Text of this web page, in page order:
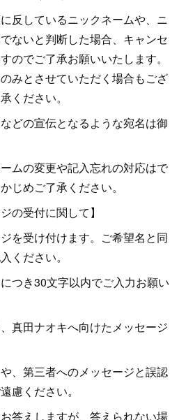
反しているニックネームや、ニ
ないと判断した場合、キャンセ
のでご了承お願いいたします。
みとさせていただく場合もござ
ください。
どの宣伝となるような宛名は御
ムの変更や記入忘れの対応はで
じめご了承ください。
の受付に関して】
を受け付けます。ご希望名と同
ください。
つき30文字以内でご入力お願い
真田ナオキへ向けたメッセージ
、第三者へのメッセージと誤認
慮ください。
答えしますが、答えられない場